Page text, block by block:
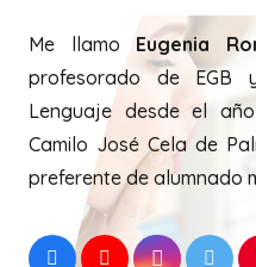
Me llamo Eugenia
profesorado de EGB
Lenguaje desde el
Camilo José Cela de
preferente de alumnado